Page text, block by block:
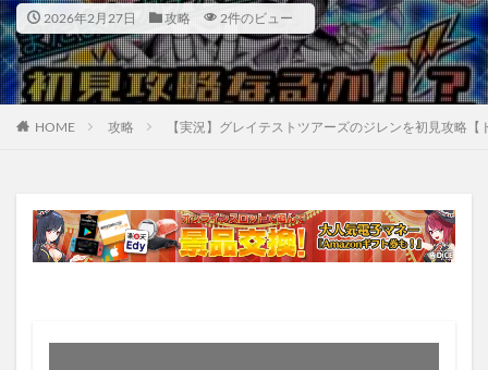
2026年2月27日 攻略 2件のビュー
HOME 攻略 【実況】グレイテストツアーズのジレンを初見攻略【